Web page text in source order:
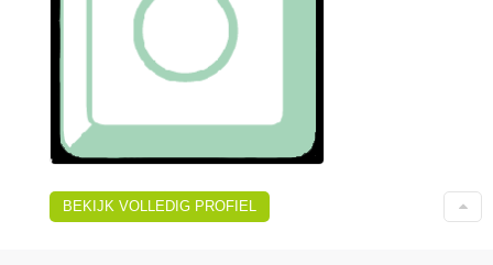
BEKIJK VOLLEDIG PROFIEL